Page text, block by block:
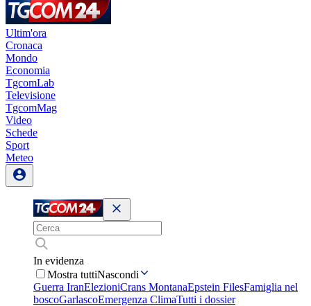
Ultim'ora
Cronaca
Mondo
Economia
TgcomLab
Televisione
TgcomMag
Video
Schede
Sport
Meteo
In evidenza
Mostra tuttiNascondi
Guerra IranElezioniCrans MontanaEpstein FilesFamiglia nel
boscoGarlascoEmergenza ClimaTutti i dossier